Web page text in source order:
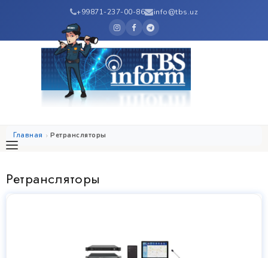
+99871-237-00-86 info@tbs.uz
Главная Ретрансляторы
Ретрансляторы